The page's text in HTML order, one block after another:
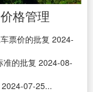
格管理
票价的批复 2024-
准的批复 2024-08-
07-25...